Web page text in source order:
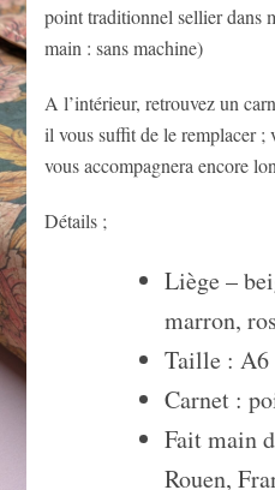
point traditionnel sellier dans
main : sans machine)
A l’intérieur, retrouvez un
il vous suffit de le remplacer ;
vous accompagnera encore
Détails ;
Liège –
marron,
Taille : A6
Carnet :
Fait main
Rouen,